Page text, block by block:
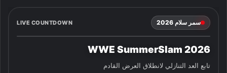
سمر سلام 2026 LIVE COUNTDOWN
WWE SummerSlam 2026
تابع العد التنازلي لانطلاق العرض القادم